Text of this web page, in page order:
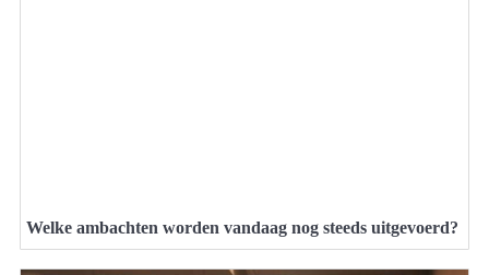
Welke ambachten worden vandaag nog steeds uitgevoerd?